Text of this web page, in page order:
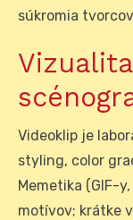
súkromia
Videoklip je
styling, color
Memetika (GIF-
motívov; krátke